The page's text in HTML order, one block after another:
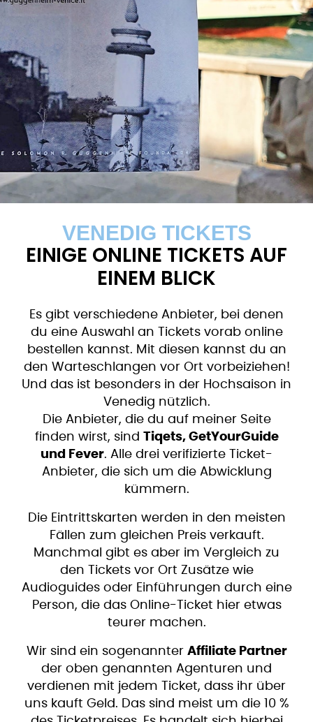
VENEDIG TICKETS
EINIGE ONLINE TICKETS AUF
EINEM BLICK
Es gibt verschiedene Anbieter, bei denen
du eine Auswahl an Tickets vorab online
bestellen kannst. Mit diesen kannst du an
den Warteschlangen vor Ort vorbeiziehen!
Und das ist besonders in der Hochsaison in
Venedig nützlich.
Die Anbieter, die du auf meiner Seite
finden wirst, sind Tiqets, GetYourGuide
und Fever. Alle drei verifizierte Ticket-
Anbieter, die sich um die Abwicklung
kümmern.
Die Eintrittskarten werden in den meisten
Fällen zum gleichen Preis verkauft.
Manchmal gibt es aber im Vergleich zu
den Tickets vor Ort Zusätze wie
Audioguides oder Einführungen durch eine
Person, die das Online-Ticket hier etwas
teurer machen.
Wir sind ein sogenannter Affiliate Partner
der oben genannten Agenturen und
verdienen mit jedem Ticket, dass ihr über
uns kauft Geld. Das sind meist um die 10 %